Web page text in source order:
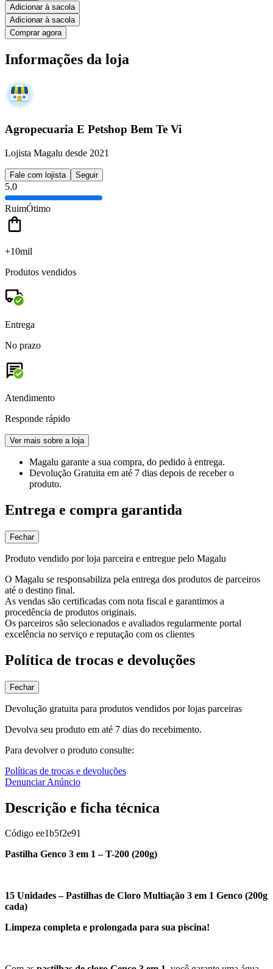
Adicionar à sacola
Adicionar à sacola
Comprar agora
Informações da loja
Agropecuaria E Petshop Bem Te Vi
Lojista Magalu desde 2021
Fale com lojista Seguir
5.0
RuimÓtimo
+10mil
Produtos vendidos
Entrega
No prazo
Atendimento
Responde rápido
Ver mais sobre a loja
Magalu garante a sua compra, do pedido à entrega.
Devolução Gratuita em até 7 dias depois de receber o
produto.
Entrega e compra garantida
Fechar
Produto vendido por loja parceira e entregue pelo Magalu
O Magalu se responsabiliza pela entrega dos produtos de parceiros
até o destino final.
As vendas são certificadas com nota fiscal e garantimos a
procedência de produtos originais.
Os parceiros são selecionados e avaliados regularmente portal
excelência no serviço e reputação com os clientes
Política de trocas e devoluções
Fechar
Devolução gratuita para produtos vendidos por lojas parceiras
Devolva seu produto em até 7 dias do recebimento.
Para devolver o produto consulte:
Políticas de trocas e devoluções
Denunciar Anúncio
Descrição e ficha técnica
Código ee1b5f2e91
Pastilha Genco 3 em 1 – T-200 (200g)
15 Unidades – Pastilhas de Cloro Multiação 3 em 1 Genco (200g
cada)
Limpeza completa e prolongada para sua piscina!